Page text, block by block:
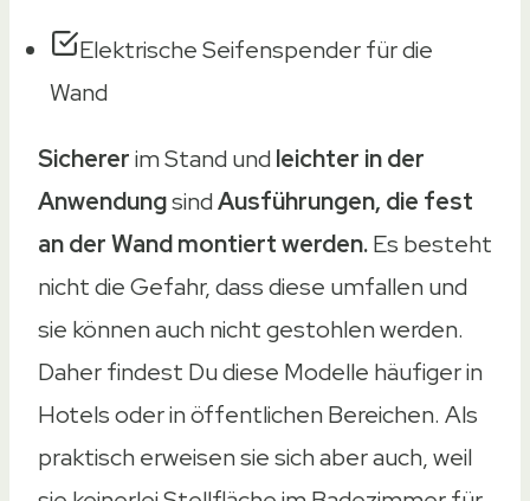
Elektrische Seifenspender für die
Wand
Sichererim Stand undleichter in der
AnwendungsindAusführungen, die fest
an der Wand montiert werden.Es besteht
nicht die Gefahr, dass diese umfallen und
sie können auch nicht gestohlen werden.
Daher findest Du diese Modelle häufiger in
Hotels oder in öffentlichen Bereichen. Als
praktisch erweisen sie sich aber auch, weil